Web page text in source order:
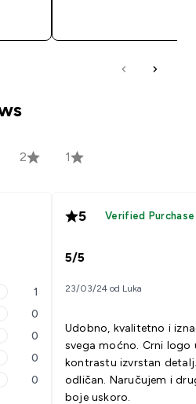
2 1
1
0
0
0
0
5 Verified Purchase
5/5
23/03/24 od Luka
Udobno, kvalitetno i
svega moćno. Crni logo
kontrastu izvrstan
odličan. Naručujem i
boje uskoro.